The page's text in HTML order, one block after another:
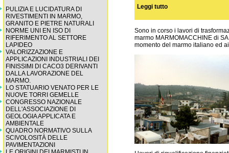
PULIZIA E LUCIDATURA DI
RIVESTIMENTI IN MARMO,
GRANITO E PIETRE NATURALI
NORME UNI EN ISO DI
RIFERIMENTO AL SETTORE
LAPIDEO
VALORIZZAZIONE E
APPLICAZIONI INDUSTRIALI DEI
FINISSIMI DI CACO3 DERIVANTI
DALLA LAVORAZIONE DEL
MARMO.
LO STATUARIO VENATO PER LE
NUOVE TORRI GEMELLE
CONGRESSO NAZIONALE
DELL'ASSOCIAZIONE DI
GEOLOGIA APPLICATA E
AMBIENTALE
QUADRO NORMATIVO SULLA
SCIVOLOSITÀ DELLE
PAVIMENTAZIONI
Leggi tutto
Sono in corso i lavori di
marmo MARMOMACCHINE di
momento del marmo italiano ed